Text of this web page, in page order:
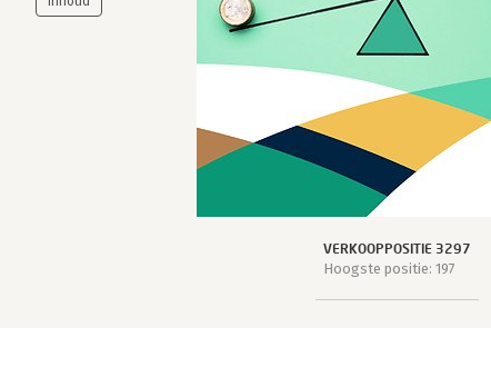
VERKOOPPOSITIE 3297
Hoogste positie: 197